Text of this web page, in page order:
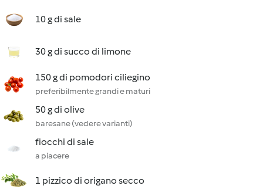
10 g di sale
30 g di succo di limone
150 g di pomodori ciliegino
preferibilmente grandi e maturi
50 g di olive
baresane (vedere varianti)
fiocchi di sale
a piacere
1 pizzico di origano secco